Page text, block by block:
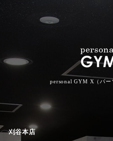
personal GYM X（パー
刈谷本店